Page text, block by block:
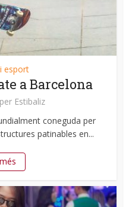
esport
a Barcelona
per Estibaliz
coneguda per
patinables en...